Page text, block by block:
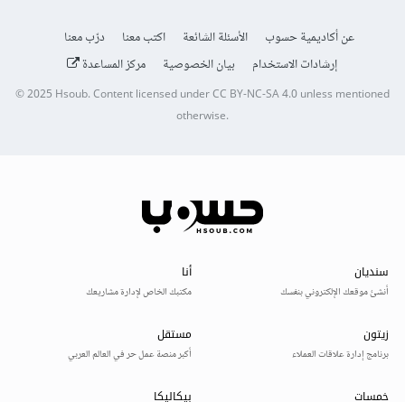
عن أكاديمية حسوب الأسئلة الشائعة اكتب معنا
درّب معنا
إرشادات الاستخدام
بيان الخصوصية مركز المساعدة
© 2025Hsoub.Content licensed underCC BY-NC-SA 4.0unless mentioned
otherwise.